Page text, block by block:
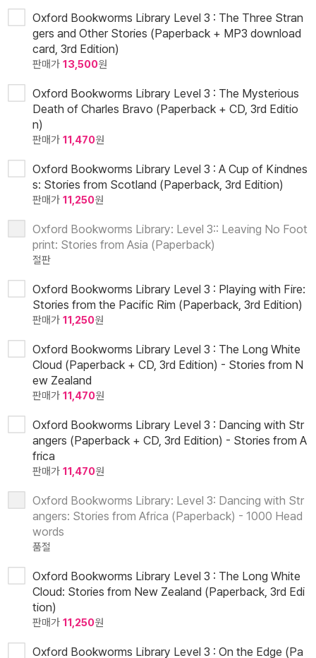
Oxford Bookworms Library Level 3 : The Three Stran
gers and Other Stories (Paperback + MP3 download
card, 3rd Edition)
판매가 13,500원
Oxford Bookworms Library Level 3 : The Mysterious
Death of Charles Bravo (Paperback + CD, 3rd Editio
n)
판매가 11,470원
Oxford Bookworms Library Level 3 : A Cup of Kindnes
s: Stories from Scotland (Paperback, 3rd Edition)
판매가 11,250원
Oxford Bookworms Library: Level 3:: Leaving No Foot
print: Stories from Asia (Paperback)
절판
Oxford Bookworms Library Level 3 : Playing with Fire:
Stories from the Pacific Rim (Paperback, 3rd Edition)
판매가 11,250원
Oxford Bookworms Library Level 3 : The Long White
Cloud (Paperback + CD, 3rd Edition) - Stories from N
ew Zealand
판매가 11,470원
Oxford Bookworms Library Level 3 : Dancing with Str
angers (Paperback + CD, 3rd Edition) - Stories from A
frica
판매가 11,470원
Oxford Bookworms Library: Level 3: Dancing with Str
angers: Stories from Africa (Paperback) - 1000 Head
words
품절
Oxford Bookworms Library Level 3 : The Long White
Cloud: Stories from New Zealand (Paperback, 3rd Edi
tion)
판매가 11,250원
Oxford Bookworms Library Level 3 : On the Edge (Pa